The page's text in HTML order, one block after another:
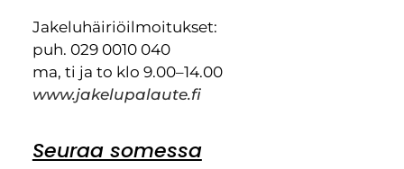
Jakeluhäiriöilmoitukset:
puh. 029 0010 040
ma, ti ja to klo 9.00–14.00
www.jakelupalaute.fi
Seuraa somessa